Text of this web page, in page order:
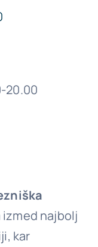
20.00
izmed najbolj
kar